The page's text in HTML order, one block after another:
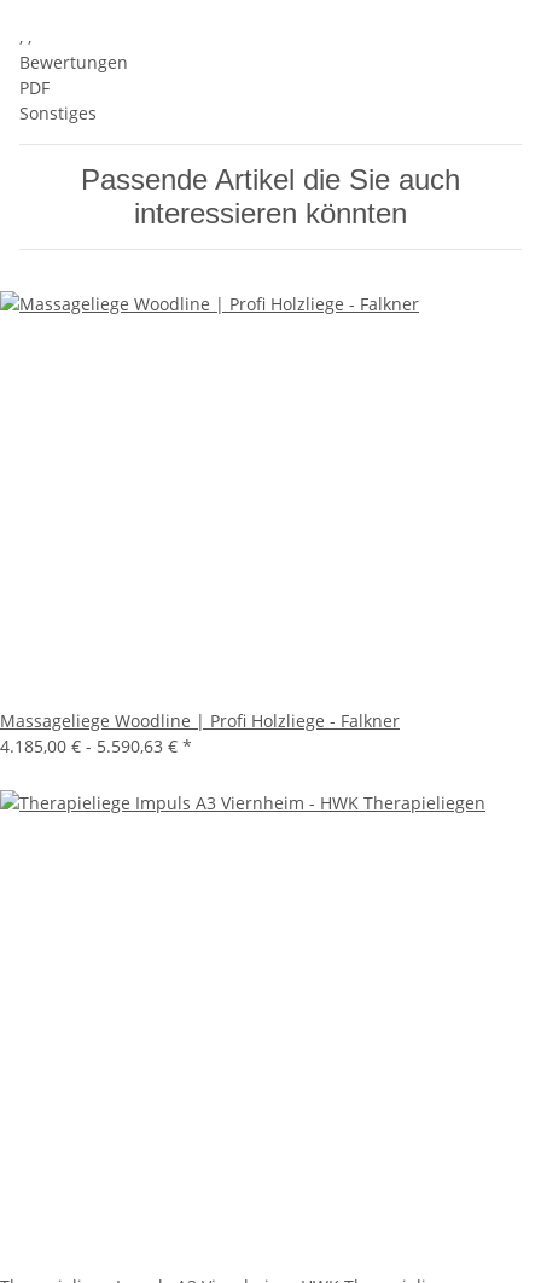
, ,
Bewertungen
PDF
Sonstiges
Passende Artikel die Sie auch
interessieren könnten
Massageliege Woodline | Profi Holzliege - Falkner
4.185,00 € - 5.590,63 € *